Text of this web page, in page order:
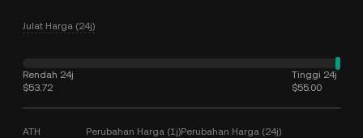
Julat Harga (24j)
Rendah 24j
$53.72
Tinggi 24j
$55.00
ATH Perubahan Harga (1j)Perubahan Harga (24j)